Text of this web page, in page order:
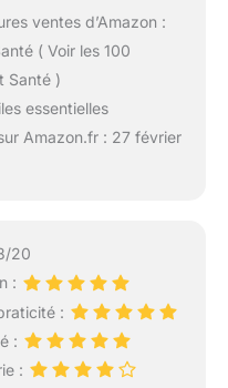
ventes d’Amazon :
( Voir les 100
Santé )
essentielles
Amazon.fr : 27 février
20
:
:
:
: